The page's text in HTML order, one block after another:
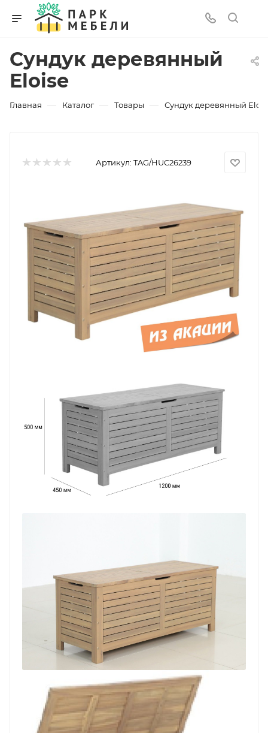
Сундук деревянный
Eloise
Главная — Каталог — Товары — Сундук деревянный
Артикул: TAG/HUC26239